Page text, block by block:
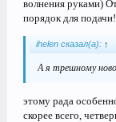
волнения руками)
порядок для подачи!
ihelen сказал(а): ↑
А я трешному
этому рада
скорее всего,